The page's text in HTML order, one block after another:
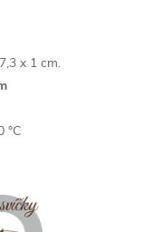
x 1 cm.
°C